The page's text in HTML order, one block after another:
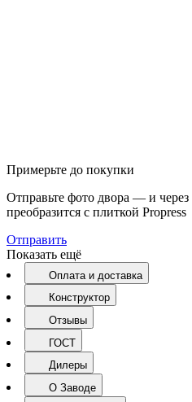
Примерьте до покупки
Отправьте фото двора — и
преобразится с плиткой Propress
Отправить
Показать ещё
Оплата и доставка
Конструктор
Отзывы
ГОСТ
Дилеры
О Заводе